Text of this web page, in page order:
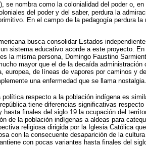
), se nombra como la colonialidad del poder o,
del poder y del saber, perdura la
En el campo de la pedagogía perdura
busca consolidar Estados
sistema educativo acorde a este proyecto.
la misma persona, Domingo Faustino
mayor que el de la decaída
europea, de líneas de vapores por caminos y
una enfermedad que se llama
política respecto a la población indígena es
tiene diferencias significativas
finales del siglo 19 la ocupación del
de la población indígenas a aldeas para
religiosa dirigida por la Iglesia Católica
con la consecuente desaparición de la
con pocas variantes hasta finales del